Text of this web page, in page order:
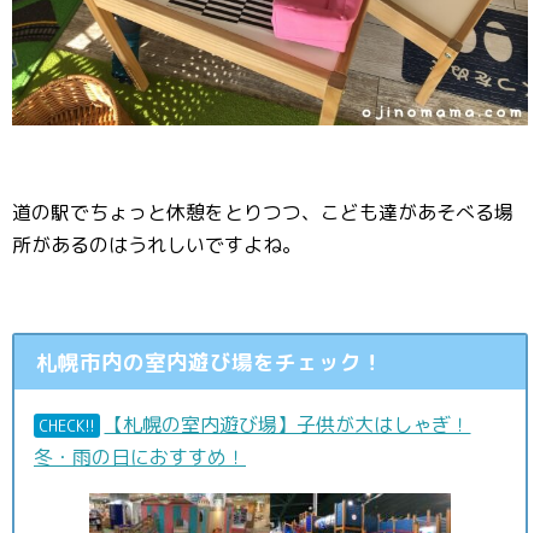
道の駅でちょっと休憩をとりつつ、こども達があそべる場
所があるのはうれしいですよね。
札幌市内の室内遊び場をチェック！
CHECK!!
【札幌の室内遊び場】子供が大はしゃぎ！
冬・雨の日におすすめ！